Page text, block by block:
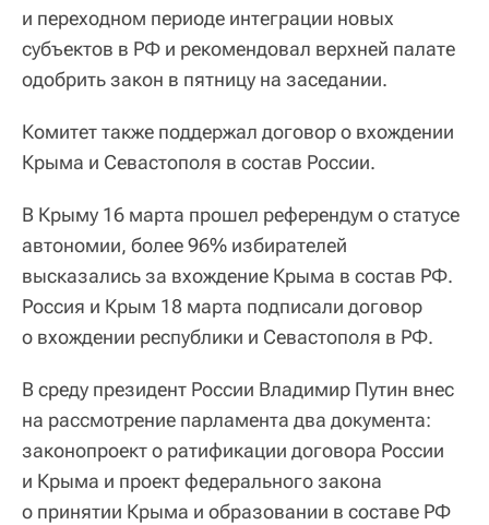
и переходном периоде интеграции новых
субъектов в РФ и рекомендовал верхней палате
одобрить закон в пятницу на заседании.
Комитет также поддержал договор о вхождении
Крыма и Севастополя в состав России.
В Крыму 16 марта прошел референдум о статусе
автономии, более 96% избирателей
высказались за вхождение Крыма в состав РФ.
Россия и Крым 18 марта подписали договор
о вхождении республики и Севастополя в РФ.
В среду президент России Владимир Путин внес
на рассмотрение парламента два документа:
законопроект о ратификации договора России
и Крыма и проект федерального закона
о принятии Крыма и образовании в составе РФ